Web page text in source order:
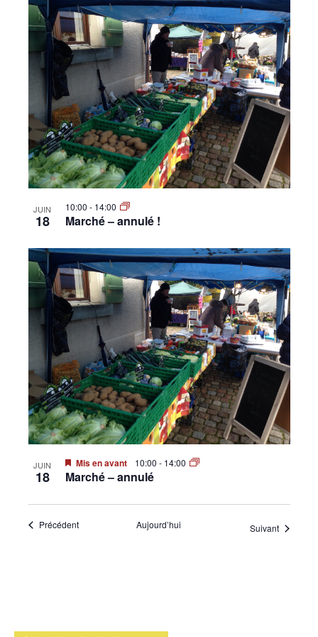
JUIN
18
10:00 - 14:00
Marché – annulé !
JUIN
18
Mis en avant 10:00 - 14:00
Marché – annulé
PrécédentÉvènements Aujourd’hui Suivant